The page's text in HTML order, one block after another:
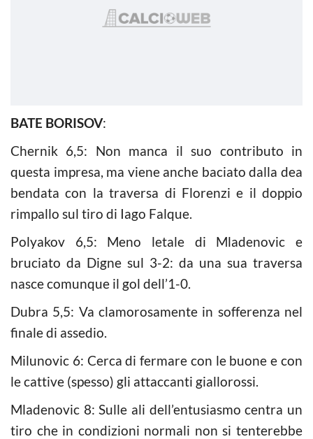
BATE BORISOV:
Chernik 6,5: Non manca il suo contributo in
questa impresa, ma viene anche baciato dalla dea
bendata con la traversa di Florenzi e il doppio
rimpallo sul tiro di Iago Falque.
Polyakov 6,5: Meno letale di Mladenovic e
bruciato da Digne sul 3-2: da una sua traversa
nasce comunque il gol dell’1-0.
Dubra 5,5: Va clamorosamente in sofferenza nel
finale di assedio.
Milunovic 6: Cerca di fermare con le buone e con
le cattive (spesso) gli attaccanti giallorossi.
Mladenovic 8: Sulle ali dell’entusiasmo centra un
tiro che in condizioni normali non si tenterebbe